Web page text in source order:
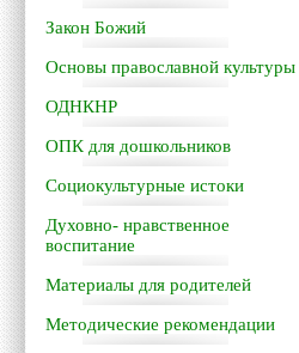
Закон Божий
Основы православной культуры
ОДНКНР
ОПК для дошкольников
Социокультурные истоки
Духовно- нравственное
воспитание
Материалы для родителей
Методические рекомендации